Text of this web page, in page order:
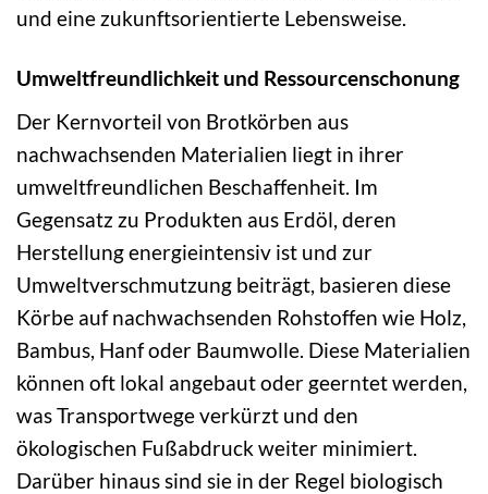
und eine zukunftsorientierte Lebensweise.
Umweltfreundlichkeit und Ressourcenschonung
Der Kernvorteil von Brotkörben aus
nachwachsenden Materialien liegt in ihrer
umweltfreundlichen Beschaffenheit. Im
Gegensatz zu Produkten aus Erdöl, deren
Herstellung energieintensiv ist und zur
Umweltverschmutzung beiträgt, basieren diese
Körbe auf nachwachsenden Rohstoffen wie Holz,
Bambus, Hanf oder Baumwolle. Diese Materialien
können oft lokal angebaut oder geerntet werden,
was Transportwege verkürzt und den
ökologischen Fußabdruck weiter minimiert.
Darüber hinaus sind sie in der Regel biologisch